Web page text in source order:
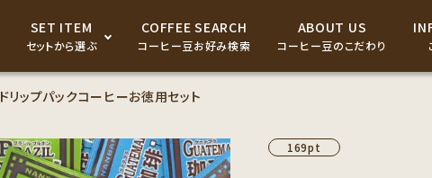
コーヒー器具
SET ITEM
セットから選ぶ
COFFEE SEARCH
コーヒー豆お好み検索
ABOUT US
コーヒー豆のこだわり
ドリップパックコーヒーお徳用セット
169pt